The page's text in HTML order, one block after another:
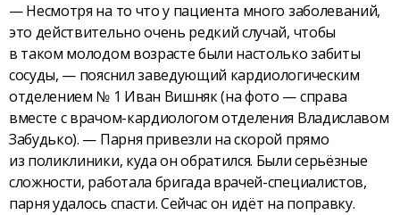
— Несмотря на то что у пациента много заболеваний,
это действительно очень редкий случай, чтобы
в таком молодом возрасте были настолько забиты
сосуды, — пояснил заведующий кардиологическим
отделением № 1 Иван Вишняк (на фото — справа
вместе с врачом-кардиологом отделения Владиславом
Забудько). — Парня привезли на скорой прямо
из поликлиники, куда он обратился. Были серьёзные
сложности, работала бригада врачей-специалистов,
парня удалось спасти. Сейчас он идёт на поправку.